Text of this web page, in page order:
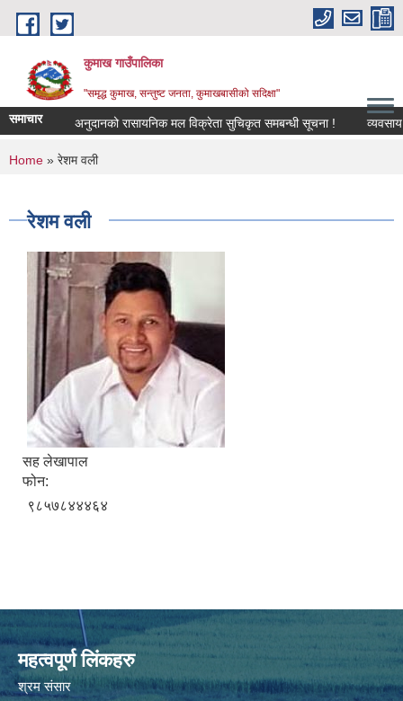
Skip to main content
कुमाख गाउँपालिका
"समृद्ध कुमाख, सन्तुष्ट जनता, कुमाखबासीको सदिक्षा"
समाचार अनुदानको रासायनिक मल विक्रेता सुचिकृत समबन्धी सूचना !
You are here
Home » रेशम वली
रेशम वली
सह लेखापाल
फोन:
९८५७८४४४६४
महत्वपूर्ण लिंकहरु
श्रम संसार